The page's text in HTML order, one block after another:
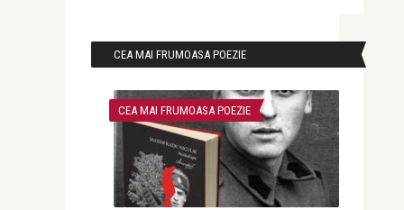
CEA MAI FRUMOASA POEZIE
CEA MAI FRUMOASA POEZIE